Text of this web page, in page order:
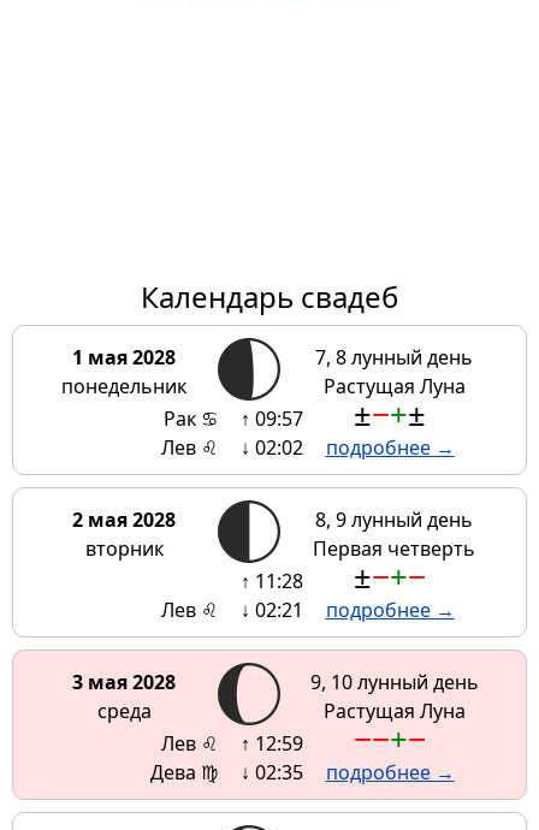
Календарь свадеб
1 мая 2028
понедельник
7, 8 лунный день
Растущая Луна
Рак ♋
Лев ♌
↑ 09:57
↓ 02:02
±−+±
подробнее →
2 мая 2028
вторник
8, 9 лунный день
Первая четверть
Лев ♌
↑ 11:28
↓ 02:21
±−+−
подробнее →
3 мая 2028
среда
9, 10 лунный день
Растущая Луна
Лев ♌
Дева ♍
↑ 12:59
↓ 02:35
−−+−
подробнее →